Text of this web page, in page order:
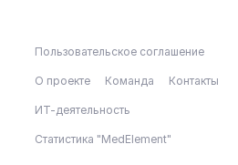
Пользовательское соглашение
О проекте Команда Контакты
ИТ-деятельность
Статистика "MedElement"